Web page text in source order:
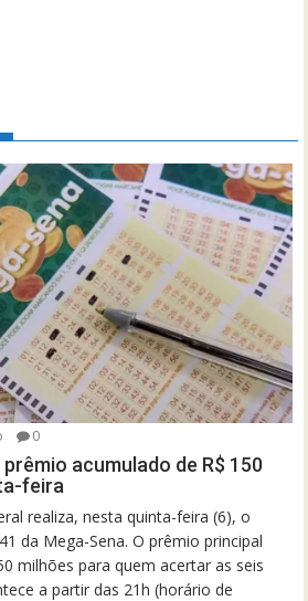
0
acumulado de R$ 150
feira
realiza, nesta quinta-feira (6), o
da Mega-Sena. O prêmio principal
milhões para quem acertar as seis
a partir das 21h (horário de